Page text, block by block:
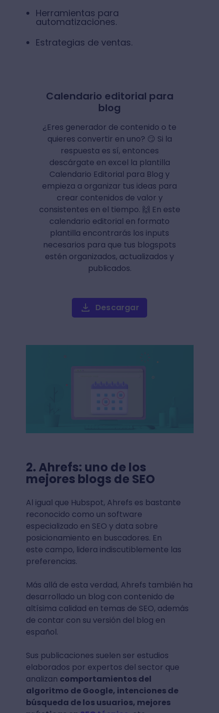
Herramientas para
automatizaciones.
Estrategias de ventas.
Calendario editorial para
blog
¿Eres generador de contenido o te
quieres convertir en uno? 😏 Si la
respuesta es sí, entonces
descárgate en excel la plantilla
Calendario Editorial para Blog y
empieza a organizar tus ideas para
crear contenidos de valor y
consistentes en el tiempo. 🙌 En este
calendario editorial en formato
plantilla encontrarás los inputs
necesarios para que tus blogspots
estén organizados, actualizados y
publicados.
Descargar
2. Ahrefs: uno de los
mejores blogs de SEO
Al igual que Hubspot, Ahrefs es bastante
reconocido como un software
especializado en SEO y data sobre
posicionamiento en buscadores. En
este campo, lidera indiscutiblemente las
preferencias.
Más allá de esta verdad, Ahrefs también ha
desarrollado un blog con contenido de
altísima calidad en temas de SEO, además
de contar con su versión del blog en
español.
Sus publicaciones suelen ser estudios
elaborados por expertos del sector que
analizan comportamientos del
algoritmo de Google, intenciones de
búsqueda de los usuarios, mejores